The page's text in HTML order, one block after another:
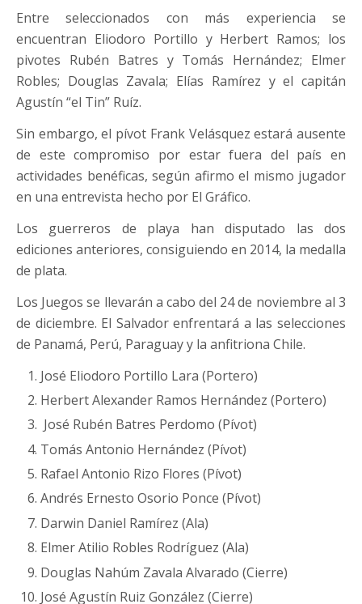
Entre seleccionados con más experiencia se
encuentran Eliodoro Portillo y Herbert Ramos; los
pivotes Rubén Batres y Tomás Hernández; Elmer
Robles; Douglas Zavala; Elías Ramírez y el capitán
Agustín “el Tin” Ruíz.
Sin embargo, el pívot Frank Velásquez estará ausente
de este compromiso por estar fuera del país en
actividades benéficas, según afirmo el mismo jugador
en una entrevista hecho por El Gráfico.
Los guerreros de playa han disputado las dos
ediciones anteriores, consiguiendo en 2014, la medalla
de plata.
Los Juegos se llevarán a cabo del 24 de noviembre al 3
de diciembre. El Salvador enfrentará a las selecciones
de Panamá, Perú, Paraguay y la anfitriona Chile.
José Eliodoro Portillo Lara (Portero)
Herbert Alexander Ramos Hernández (Portero)
José Rubén Batres Perdomo (Pívot)
Tomás Antonio Hernández (Pívot)
Rafael Antonio Rizo Flores (Pívot)
Andrés Ernesto Osorio Ponce (Pívot)
Darwin Daniel Ramírez (Ala)
Elmer Atilio Robles Rodríguez (Ala)
Douglas Nahúm Zavala Alvarado (Cierre)
José Agustín Ruiz González (Cierre)